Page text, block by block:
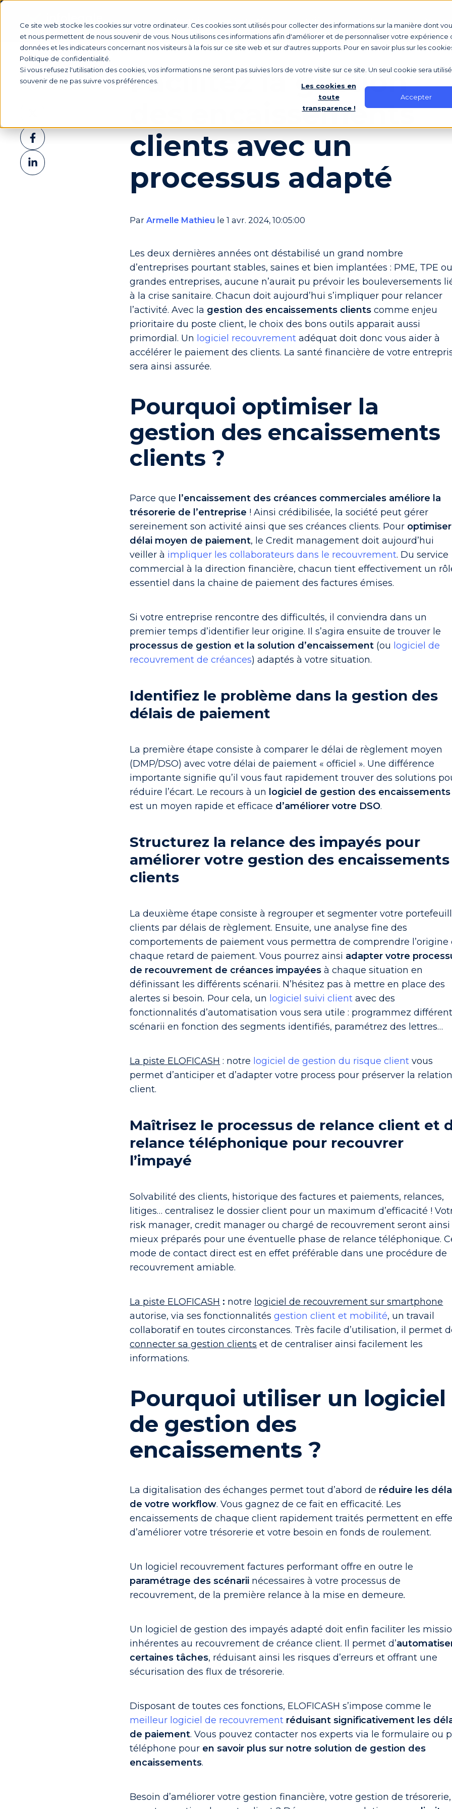
Ce site web stocke les cookies sur votre ordinateur. Ces cookies sont utilisés pour collecter des informations sur la manière dont
et nous permettent de nous souvenir de vous. Nous utilisons ces informations afin d'améliorer et de personnaliser votre expérience
données et les indicateurs concernant nos visiteurs à la fois sur ce site web et sur d'autres supports. Pour en savoir plus sur les
Politique de confidentialité.
Si vous refusez l'utilisation des cookies, vos informations ne seront pas suivies lors de votre visite sur ce site. Un seul cookie sera
souvenir de ne pas suivre vos préférences.
Les cookies en
toute
transparence !
Accepter
Produit Votre rôle Tarifs Écosystème
Facilitez la gestion
des encaissements
clients avec un
processus adapté
ParArmelle Mathieu le 1 avr. 2024, 10:05:00
Les deux dernières années ont déstabilisé un grand nombre
d’entreprises pourtant stables, saines et bien implantées : PME, TPE
grandes entreprises, aucune n’aurait pu prévoir les bouleversements
à la crise sanitaire. Chacun doit aujourd’hui s’impliquer pour relancer
l’activité. Avec la gestion des encaissements clients comme enjeu
prioritaire du poste client, le choix des bons outils apparait aussi
primordial. Un logiciel recouvrement adéquat doit donc vous aider à
accélérer le paiement des clients. La santé financière de votre
sera ainsi assurée.
Pourquoi optimiser la
gestion des encaissements
clients ?
Parce que l’encaissement des créances commerciales améliore la
trésorerie de l’entreprise ! Ainsi crédibilisée, la société peut gérer
sereinement son activité ainsi que ses créances clients. Pour
délai moyen de paiement, le Credit management doit aujourd’hui
veiller à impliquer les collaborateurs dans le recouvrement. Du service
commercial à la direction financière, chacun tient effectivement un
essentiel dans la chaine de paiement des factures émises.
Si votre entreprise rencontre des difficultés, il conviendra dans un
premier temps d’identifier leur origine. Il s’agira ensuite de trouver le
processus de gestion et la solution d’encaissement (ou logiciel de
recouvrement de créances) adaptés à votre situation.
Identifiez le problème dans la gestion des
délais de paiement
La première étape consiste à comparer le délai de règlement moyen
(DMP/DSO) avec votre délai de paiement « officiel ». Une différence
importante signifie qu’il vous faut rapidement trouver des solutions
réduire l’écart. Le recours à un logiciel de gestion des encaissements
est un moyen rapide et efficace d’améliorer votre DSO.
Structurez la relance des impayés pour
améliorer votre gestion des encaissements
clients
La deuxième étape consiste à regrouper et segmenter votre
clients par délais de règlement. Ensuite, une analyse fine des
comportements de paiement vous permettra de comprendre l’origine
chaque retard de paiement. Vous pourrez ainsi adapter votre
de recouvrement de créances impayées à chaque situation en
définissant les différents scénarii. N’hésitez pas à mettre en place des
alertes si besoin. Pour cela, un logiciel suivi client avec des
fonctionnalités d’automatisation vous sera utile : programmez
scénarii en fonction des segments identifiés, paramétrez des lettres…
La piste ELOFICASH : notre logiciel de gestion du risque client vous
permet d’anticiper et d’adapter votre process pour préserver la
client.
Maîtrisez le processus de relance client et
relance téléphonique pour recouvrer
l’impayé
Solvabilité des clients, historique des factures et paiements, relances,
litiges… centralisez le dossier client pour un maximum d’efficacité !
risk manager, credit manager ou chargé de recouvrement seront ainsi
mieux préparés pour une éventuelle phase de relance téléphonique.
mode de contact direct est en effet préférable dans une procédure de
recouvrement amiable.
La piste ELOFICASH : notre logiciel de recouvrement sur smartphone
autorise, via ses fonctionnalitésgestion client et mobilité, un travail
collaboratif en toutes circonstances. Très facile d’utilisation, il permet
connecter sa gestion clients et de centraliser ainsi facilement les
informations.
Pourquoi utiliser un logiciel
de gestion des
encaissements ?
La digitalisation des échanges permet tout d’abord de réduire les
de votre workflow. Vous gagnez de ce fait en efficacité. Les
encaissements de chaque client rapidement traités permettent en
d’améliorer votre trésorerie et votre besoin en fonds de roulement.
Un logiciel recouvrement factures performant offre en outre le
paramétrage des scénarii nécessaires à votre processus de
recouvrement, de la première relance à la mise en demeure.
Un logiciel de gestion des impayés adapté doit enfin faciliter les
inhérentes au recouvrement de créance client. Il permet d’
certaines tâches, réduisant ainsi les risques d’erreurs et offrant une
sécurisation des flux de trésorerie.
Disposant de toutes ces fonctions, ELOFICASH s’impose comme le
meilleur logiciel de recouvrement réduisant significativement les
de paiement. Vous pouvez contacter nos experts via le formulaire ou
téléphone pour en savoir plus sur notre solution de gestion des
encaissements.
Besoin d’améliorer votre gestion financière, votre gestion de trésorerie,
Partager
XPartager
sur
Facebook
Partager
sur